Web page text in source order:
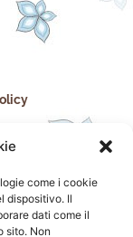
come i cookie
dispositivo. Il
dati come il
sito. Non